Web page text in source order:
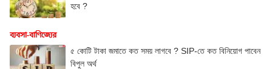
হবে ?
ব্যবসা-বাণিজ্যের
৫ কোটি টাকা জমাতে কত সময় লাগবে ? SIP-তে কত বিনিয়োগ পাবেন
বিপুল অর্থ